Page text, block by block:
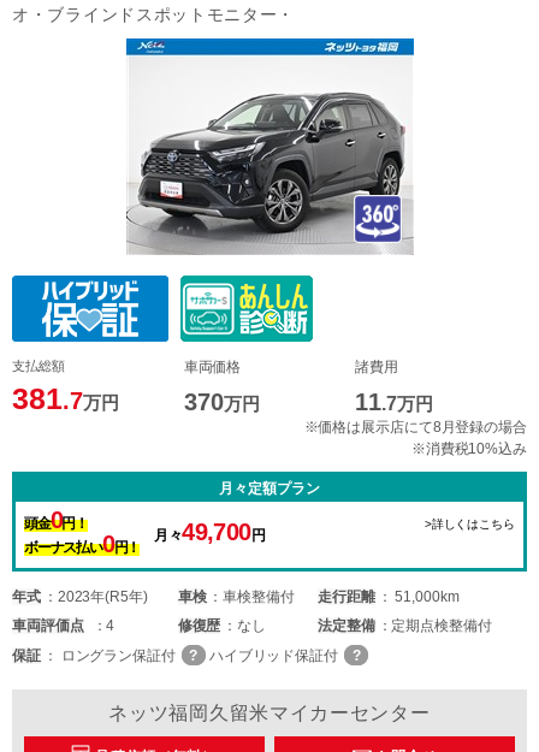
オ・ブラインドスポットモニター・
支払総額
381.7万円
車両価格
370万円
諸費用
11.7万円
※価格は展示店にて8月登録の場合
※消費税10%込み
月々定額プラン
頭金0円！
ボーナス払い0円！
月々49,700円
>詳しくはこちら
年式 2023年(R5年) 車検 車検整備付 走行距離
51,000km
車両評価点 4 修復歴 なし 法定整備
定期点検整備付
保証
ロングラン保証付 ハイブリッド保証付
ネッツ福岡久留米マイカーセンター